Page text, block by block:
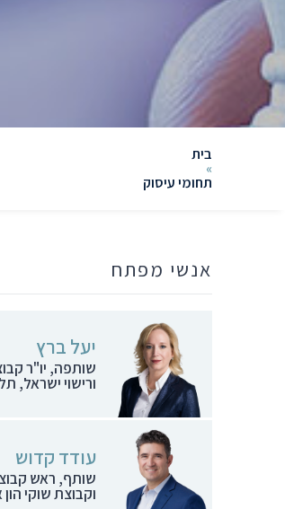
בית
»
תחומי עיסוק
אנשי מפתח
יעל ברץ
שותפה, יו"ר
ורישוי ישראל,
עודד קדוש
שותף, ראש
וקבוצת שוקי